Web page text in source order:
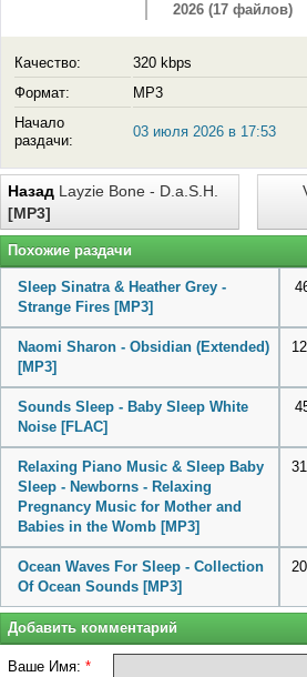
2026 (17 файлов)
Качество:
320 kbps
Формат:
MP3
Начало
раздачи:
03 июля 2026 в 17:53
Назад Layzie Bone - D.a.S.H.
[MP3]
Похожие раздачи
Sleep Sinatra & Heather Grey -
Strange Fires [MP3]
Naomi Sharon - Obsidian (Extended)
[MP3]
Sounds Sleep - Baby Sleep White
Noise [FLAC]
Relaxing Piano Music & Sleep Baby
Sleep - Newborns - Relaxing
Pregnancy Music for Mother and
Babies in the Womb [MP3]
Ocean Waves For Sleep - Collection
Of Ocean Sounds [MP3]
Добавить комментарий
Ваше Имя: *